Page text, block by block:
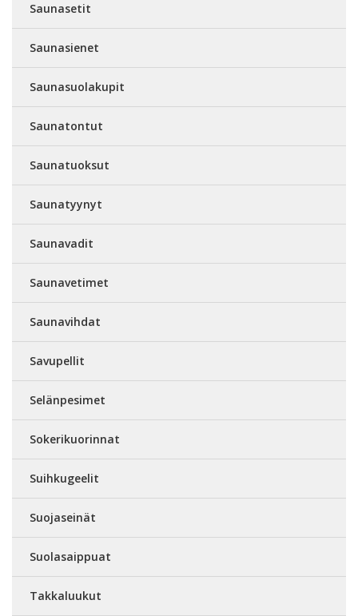
Saunasetit
Saunasienet
Saunasuolakupit
Saunatontut
Saunatuoksut
Saunatyynyt
Saunavadit
Saunavetimet
Saunavihdat
Savupellit
Selänpesimet
Sokerikuorinnat
Suihkugeelit
Suojaseinät
Suolasaippuat
Takkaluukut